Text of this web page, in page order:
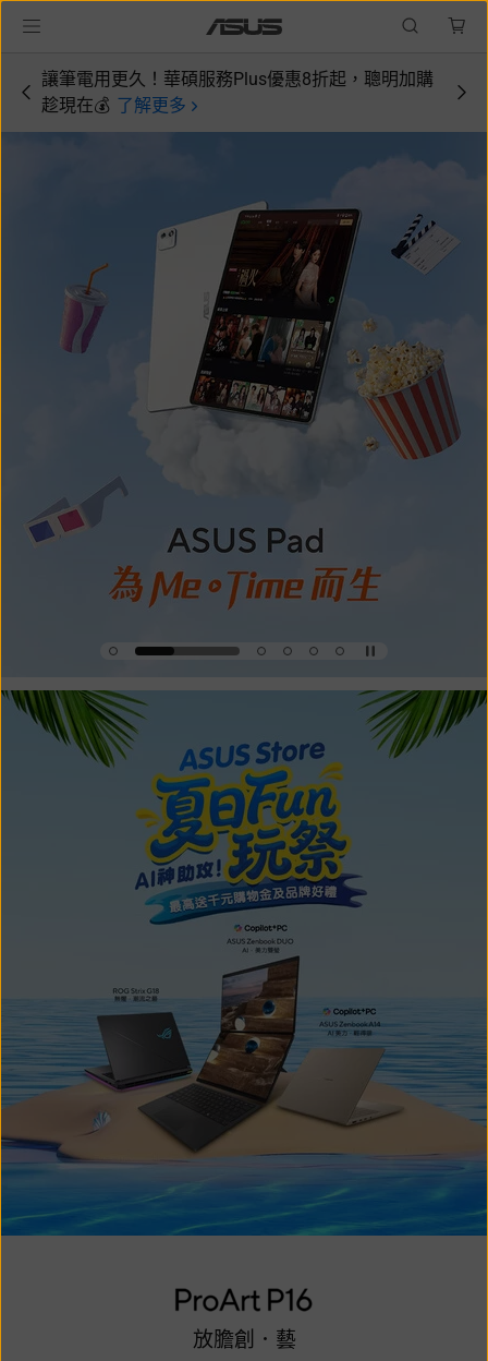
讓筆電用更久！華碩服務Plus優惠8折起，聰明加購
趁現在💰 了解更多
放膽創．藝